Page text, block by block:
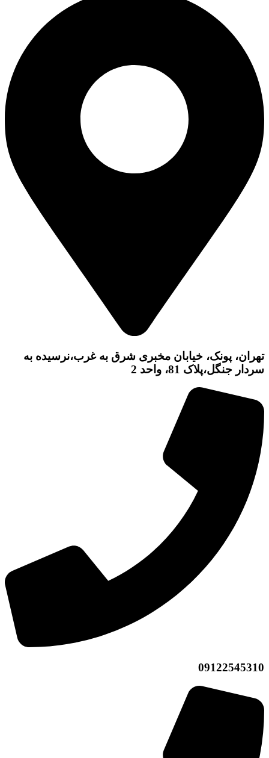
تهران، پونک، خیابان مخبری شرق به غرب،نرسیده به
سردار جنگل،پلاک 81، واحد 2
09122545310